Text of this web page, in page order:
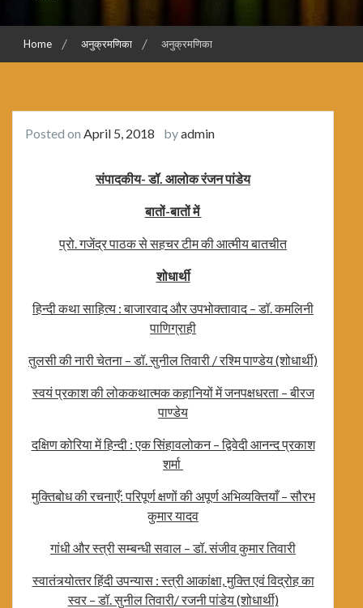
Home अनुक्रमणिका अनुक्रमणिका
Posted on April 5, 2018 byadmin
संपादकीय- डॉ. आलोक रंजन पांडेय
बातों-बातों में
प्रो. गजेंद्र पाठक से सहचर टीम की आत्मीय बातचीत
शोधार्थी
हिन्दी कथा साहित्य : बाजारवाद और उपभोक्तावाद – डॉ. कमलिनी
पाणिग्राही
तुलसी की नारी चेतना – डॉ. सुनील ति‍वारी / रश्‍मि‍ पाण्‍डेय (शोधार्थी)
स्वयं प्रकाश की लोककथात्मक कहानियों में जनपक्षधरता – बीरज
पाण्डेय
दक्षिण कोरिया में हिन्दी : एक सिंहावलोकन – द्विवेदी आनन्द प्रकाश
शर्मा
मुक्तिबोध की रचनाएँ: परिपूर्ण क्षणों की अपूर्ण अभिव्यक्तियाँ – सौरभ
कुमार यादव
गांधी और स्त्री सम्बन्धी सवाल – डॉ. संजीव कुमार तिवारी
स्‍वातंत्र्योत्‍तर हिंदी उपन्‍यास : स्‍त्री आकांक्षा, मुक्‍ति‍ एवं वि‍द्रोह का
स्‍वर – डॉ. सुनील ति‍वारी/ रजनी पांडेय (शोधार्थी)